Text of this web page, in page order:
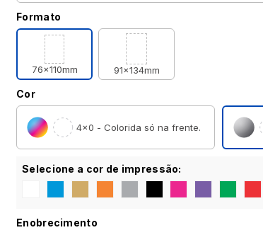
Formato
76x110mm 91x134mm
Cor
4×0 - Colorida só na frente.
Selecione a cor de impressão:
Enobrecimento